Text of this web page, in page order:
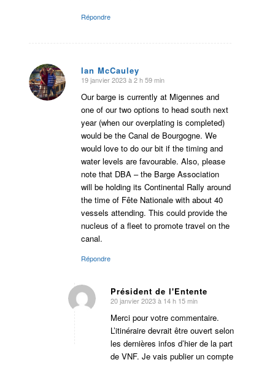
Répondre
Ian McCauley
dit
:
19 janvier 2023 à 2 h 59 min
Our barge is currently at Migennes and
one of our two options to head south next
year (when our overplating is completed)
would be the Canal de Bourgogne. We
would love to do our bit if the timing and
water levels are favourable. Also, please
note that DBA – the Barge Association
will be holding its Continental Rally around
the time of Fête Nationale with about 40
vessels attending. This could provide the
nucleus of a fleet to promote travel on the
canal.
Répondre
Président de l'Entente
dit
20 janvier 2023 à 14 h 15 min
Merci pour votre commentaire.
L’itinéraire devrait être ouvert selon
les dernières infos d’hier de la part
de VNF. Je vais publier un compte